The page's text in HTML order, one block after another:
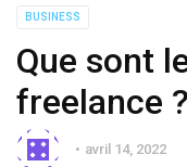
BUSINESS
Que sont
freelance ?
avril 14, 2022